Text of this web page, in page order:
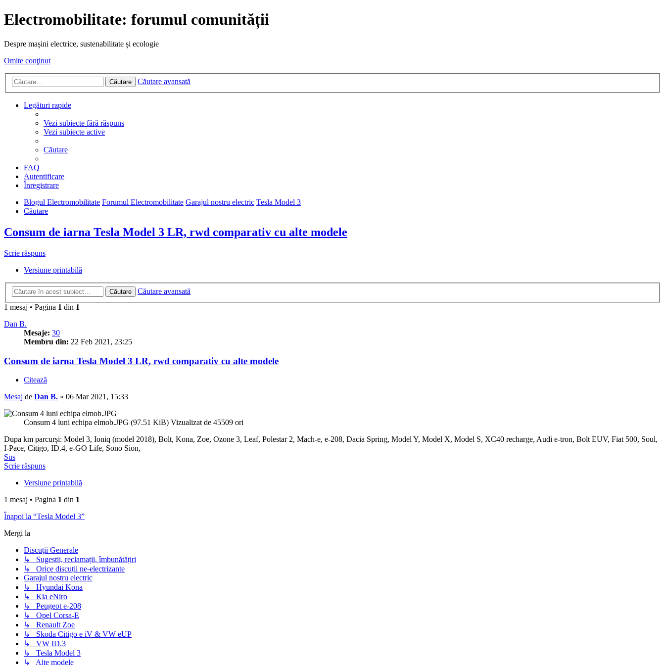
Electromobilitate: forumul comunității
Despre mașini electrice, sustenabilitate și ecologie
Omite conţinut
Căutare Căutare avansată
Legături rapide
Vezi subiecte fără răspuns
Vezi subiecte active
Căutare
FAQ
Autentificare
Înregistrare
Blogul Electromobilitate Forumul Electromobilitate Garajul nostru electric Tesla Model 3
Căutare
Consum de iarna Tesla Model 3 LR, rwd comparativ cu alte modele
Scrie răspuns
Versiune printabilă
Căutare
Căutare avansată
1 mesaj • Pagina 1 din 1
Dan B.
Mesaje: 30
Membru din: 22 Feb 2021, 23:25
Consum de iarna Tesla Model 3 LR, rwd comparativ cu alte modele
Citează
Mesaj de Dan B. » 06 Mar 2021, 15:33
Consum 4 luni echipa elmob.JPG (97.51 KiB) Vizualizat de 45509 ori
Dupa km parcurși: Model 3, Ioniq (model 2018), Bolt, Kona, Zoe, Ozone 3, Leaf, Polestar 2, Mach-e, e-208, Dacia Spring, Model Y, Model X, Model S, XC40 recharge, Audi e-tron, Bolt EUV, Fiat 500, Soul,
I-Pace, Citigo, ID.4, e-GO Life, Sono Sion,
Sus
Scrie răspuns
Versiune printabilă
1 mesaj • Pagina 1 din 1
Înapoi la “Tesla Model 3”
Mergi la
Discuții Generale
↳ Sugestii, reclamații, îmbunătățiri
↳ Orice discuții ne-electrizante
Garajul nostru electric
↳ Hyundai Kona
↳ Kia eNiro
↳ Peugeot e-208
↳ Opel Corsa-E
↳ Renault Zoe
↳ Skoda Citigo e iV & VW eUP
↳ VW ID.3
↳ Tesla Model 3
↳ Alte modele